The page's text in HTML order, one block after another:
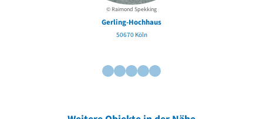
© Raimond Spekking
Gerling-Hochhaus
50670 Köln